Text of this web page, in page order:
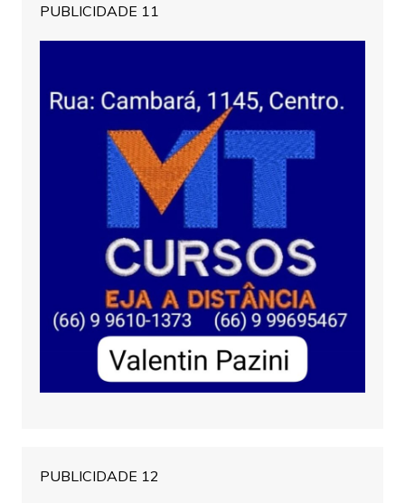
PUBLICIDADE 11
PUBLICIDADE 12